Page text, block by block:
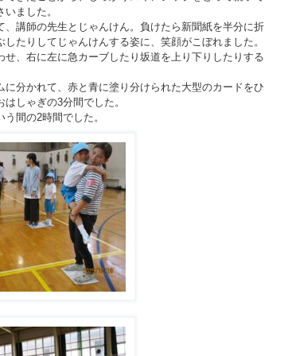
ました。
講師の先生とじゃんけん。負けたら新聞紙を半分に折
たりしてじゃんけんする姿に、笑顔がこぼれました。
、右に左に急カーブしたり坂道を上り下りしたりする
分かれて、赤と青に塗り分けられた大型のカードをひ
はしゃぎの3分間でした。
う間の2時間でした。